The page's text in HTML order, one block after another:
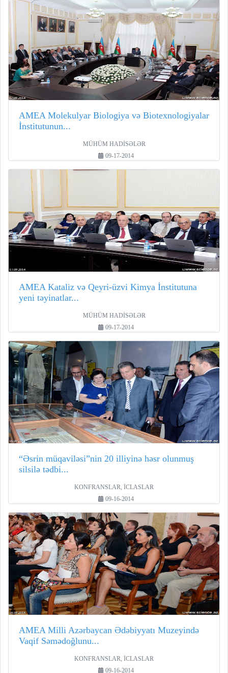
AMEA Molekulyar Biologiya və Biotexnologiyalar
İnstitutunun...
MÜHÜM HADİSƏLƏR
09-17-2014
AMEA Kataliz və Qeyri-üzvi Kimya İnstitutuna
yeni təyinatlar...
MÜHÜM HADİSƏLƏR
09-17-2014
“Əsrin müqaviləsi”nin 20 illiyinə həsr olunmuş
silsilə tədbi...
KONFRANSLAR, İCLASLAR
09-16-2014
AMEA Milli Azərbaycan Ədəbiyyatı Muzeyində
Vaqif Səmədoğlunu...
KONFRANSLAR, İCLASLAR
09-16-2014